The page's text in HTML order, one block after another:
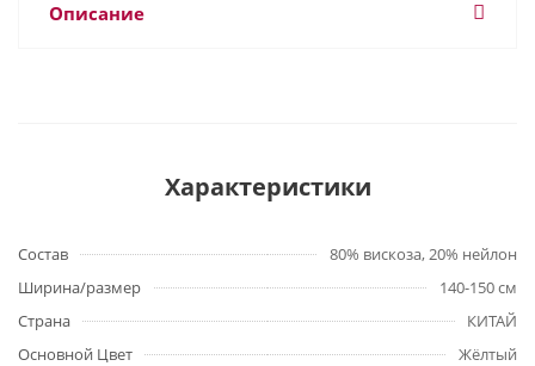
Описание
Характеристики
Состав
80% вискоза, 20% нейлон
Ширина/размер
140-150 см
Страна
КИТАЙ
Основной Цвет
Жёлтый